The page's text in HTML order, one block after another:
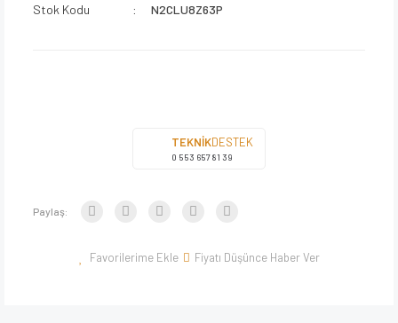
Stok Kodu
N2CLU8Z63P
TEKNİKDESTEK
0 553 657 81 39
Paylaş:
Fiyatı Düşünce Haber Ver